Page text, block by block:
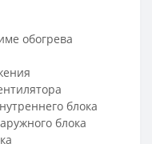
обогрева
блока
блока